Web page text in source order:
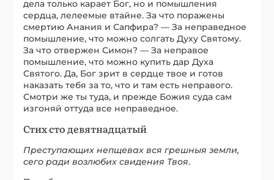
дела только карает Бог, но и помышления
сердца, лелеемые втайне. За что поражены
смертию Анания и Сапфира? — За неправедное
помышление, что можно солгать Духу Святому.
За что отвержен Симон? — За неправое
помышление, что можно купить дар Духа
Святого. Да, Бог зрит в сердце твое и готов
наказать тебя за то, что и там есть неправого.
Смотри же ты туда, и прежде Божия суда сам
изгоняй оттуда все неправедное.
Стих сто девятнадцатый
Преступающих непщевах вся грешныя земли,
сего ради возлюбих свидения Твоя.